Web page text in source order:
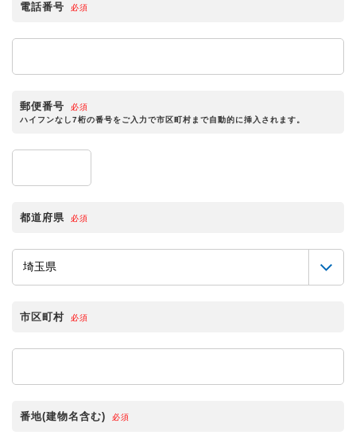
電話番号 必須
郵便番号
必須
ハイフンなし7桁の番号をご入力で市区町村まで自動的に挿入されます。
都道府県 必須
市区町村 必須
番地(建物名含む) 必須